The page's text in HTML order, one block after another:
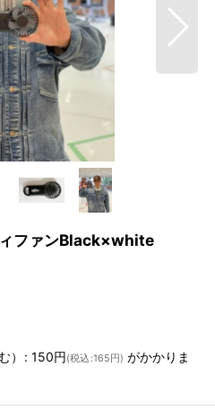
ィファンBlack×white
）
: 150円(税込 :165円) がかかりま